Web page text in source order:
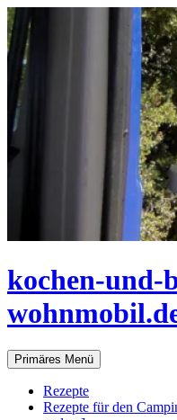
Zum
Inhalt
springen
kochen-und-
Suchen
Primäres Menü
Rezepte
Rezepte für den